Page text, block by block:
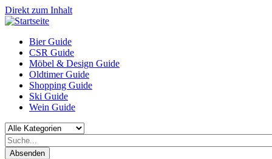
Direkt zum Inhalt
Bier Guide
CSR Guide
Möbel & Design Guide
Oldtimer Guide
Shopping Guide
Ski Guide
Wein Guide
Absenden